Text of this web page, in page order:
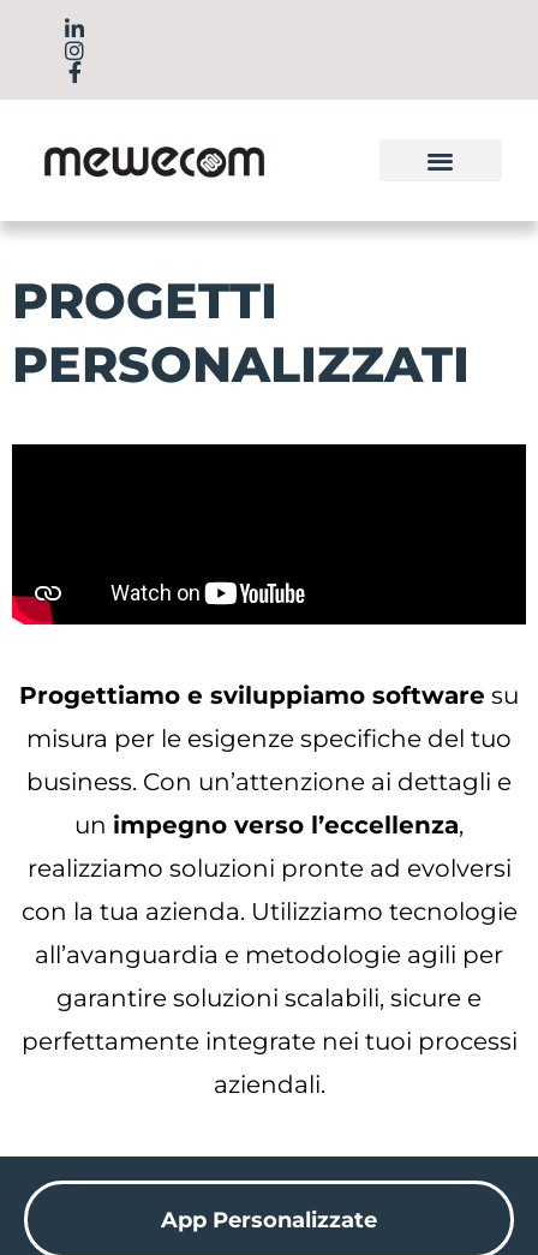
PROGETTI
PERSONALIZZATI
Progettiamo e sviluppiamo software su
misura per le esigenze specifiche del tuo
business. Con un’attenzione ai dettagli e
un impegno verso l’eccellenza,
realizziamo soluzioni pronte ad evolversi
con la tua azienda. Utilizziamo tecnologie
all’avanguardia e metodologie agili per
garantire soluzioni scalabili, sicure e
perfettamente integrate nei tuoi processi
aziendali.
App Personalizzate